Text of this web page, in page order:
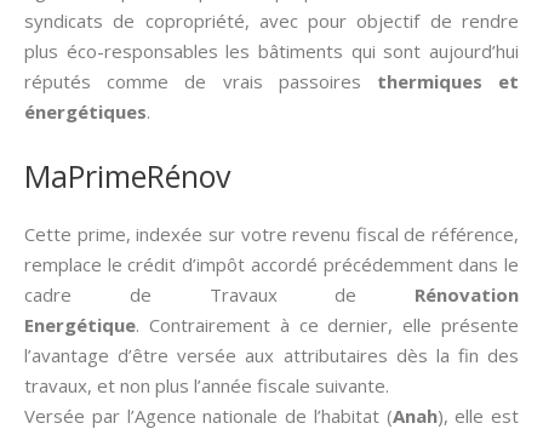
syndicats de copropriété, avec pour objectif de rendre
plus éco-responsables les bâtiments qui sont aujourd’hui
réputés comme de vrais passoires thermiques et
énergétiques.
MaPrimeRénov
Cette prime, indexée sur votre revenu fiscal de référence,
remplace le crédit d’impôt accordé précédemment dans le
cadre de Travaux de Rénovation
Energétique. Contrairement à ce dernier, elle présente
l’avantage d’être versée aux attributaires dès la fin des
travaux, et non plus l’année fiscale suivante.
Versée par l’Agence nationale de l’habitat (Anah), elle est